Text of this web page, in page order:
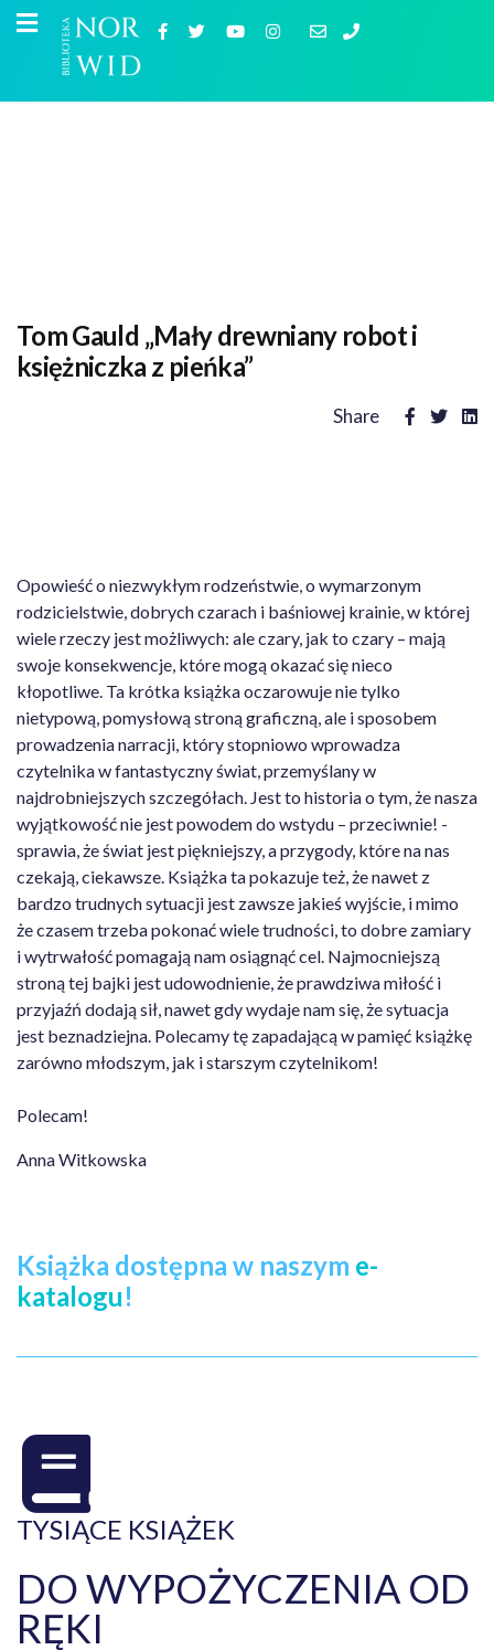
Tom Gauld „Mały drewniany robot i
księżniczka z pieńka”
Share
Opowieść o niezwykłym rodzeństwie, o wymarzonym
rodzicielstwie, dobrych czarach i baśniowej krainie, w której
wiele rzeczy jest możliwych: ale czary, jak to czary – mają
swoje konsekwencje, które mogą okazać się nieco
kłopotliwe. Ta krótka książka oczarowuje nie tylko
nietypową, pomysłową stroną graficzną, ale i sposobem
prowadzenia narracji, który stopniowo wprowadza
czytelnika w fantastyczny świat, przemyślany w
najdrobniejszych szczegółach. Jest to historia o tym, że nasza
wyjątkowość nie jest powodem do wstydu – przeciwnie! -
sprawia, że świat jest piękniejszy, a przygody, które na nas
czekają, ciekawsze. Książka ta pokazuje też, że nawet z
bardzo trudnych sytuacji jest zawsze jakieś wyjście, i mimo
że czasem trzeba pokonać wiele trudności, to dobre zamiary
i wytrwałość pomagają nam osiągnąć cel. Najmocniejszą
stroną tej bajki jest udowodnienie, że prawdziwa miłość i
przyjaźń dodają sił, nawet gdy wydaje nam się, że sytuacja
jest beznadziejna. Polecamy tę zapadającą w pamięć książkę
zarówno młodszym, jak i starszym czytelnikom!
Polecam!
Anna Witkowska
Książka dostępna w naszym e-
katalogu!
TYSIĄCE KSIĄŻEK
DO WYPOŻYCZENIA OD
RĘKI